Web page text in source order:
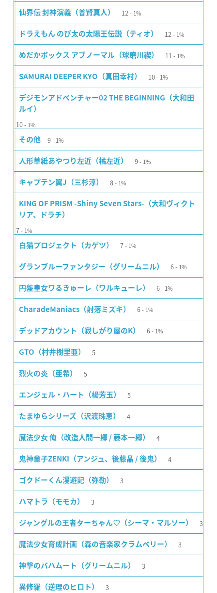
仙界伝 封神演義（普賢真人） 12 1%
ドラえもん のび太の太陽王伝説（ティオ） 12 1%
めだかボックス アブノーマル（球磨川禊） 11 1%
SAMURAI DEEPER KYO（真田幸村） 10 1%
デジモンアドベンチャー02 THE BEGINNING（大和田
ルイ）
10 1%
その他 9 1%
人形草紙あやつり左近（橘左近） 9 1%
キャプテン翼J（三杉淳） 8 1%
KING OF PRISM -Shiny Seven Stars-（大和ヴィクト
リア、ドラチ）
7 1%
白猫プロジェクト（カゲツ） 7 1%
グランブルーファンタジー（グリームニル） 6 1%
円盤皇女ワるきゅーレ（ワルキューレ） 6 1%
CharadeManiacs（射落ミズキ） 6 1%
デッドアカウント（寂しがり屋のK） 6 1%
GTO（村井樹里亜） 5
烈火の炎（亜希） 5
エンジェル・ハート（楊芳玉） 5
たまゆらシリーズ（沢渡珠恵） 4
魔法少女 俺（改造人間一郷 / 藤本一郷） 4
鬼神童子ZENKI（アンジュ、後藤晶 / 後鬼） 4
ゴクドーくん漫遊記（弥勒） 3
ハマトラ（モモカ） 3
ジャングルの王者ターちゃん♡（シーマ・マルソー） 3
魔法少女育成計画（森の音楽家クラムベリー） 3
神撃のバハムート（グリームニル） 3
異修羅（逆理のヒロト） 3